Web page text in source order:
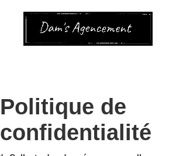
Politique de
confidentialité